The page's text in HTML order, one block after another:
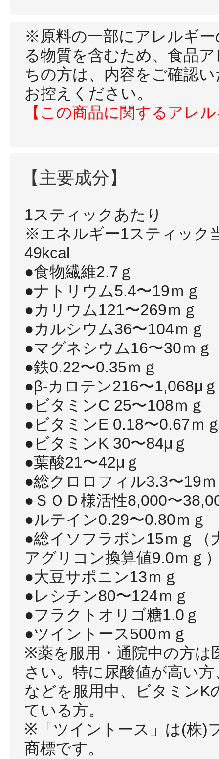
メイクアップ
健康食品／サプ
ファッション
ギフト
ご利用ガイド
よくあるご質問
※原料の一部にアレルギ
る物質を含むため、食品
ちの方は、内容をご確認
お控えください。
【この商品に関するアレ
【主要成分】
1スティックあたり
※エネルギー1スティッ
49kcal
●食物繊維2.7ｇ
●ナトリウム5.4〜19ｍｇ
●カリウム121〜269ｍｇ
●カルシウム36〜104ｍｇ
●マグネシウム16〜30ｍｇ
●鉄0.22〜0.35ｍｇ
●β-カロテン216〜1,068μｇ
●ビタミンC 25〜108ｍｇ
●ビタミンE 0.18〜0.67ｍ
●ビタミンK 30〜84μｇ
●葉酸21〜42μｇ
●総クロロフィル3.3〜19
●ＳＯＤ様活性8,000〜
●ルテイン0.29〜0.80ｍｇ
●総イソフラボン15ｍｇ（
アグリコン換算値9.0ｍｇ
●大豆サポニン13ｍｇ
●レシチン80〜124ｍｇ
●フラクトオリゴ糖1.0ｇ
●ツイントース500ｍｇ
※薬を服用・通院中の方は
さい。特に尿酸値が高い
などを服用中、ビタミンK
ている方。
※「ツイントース」は(株)
商標です。